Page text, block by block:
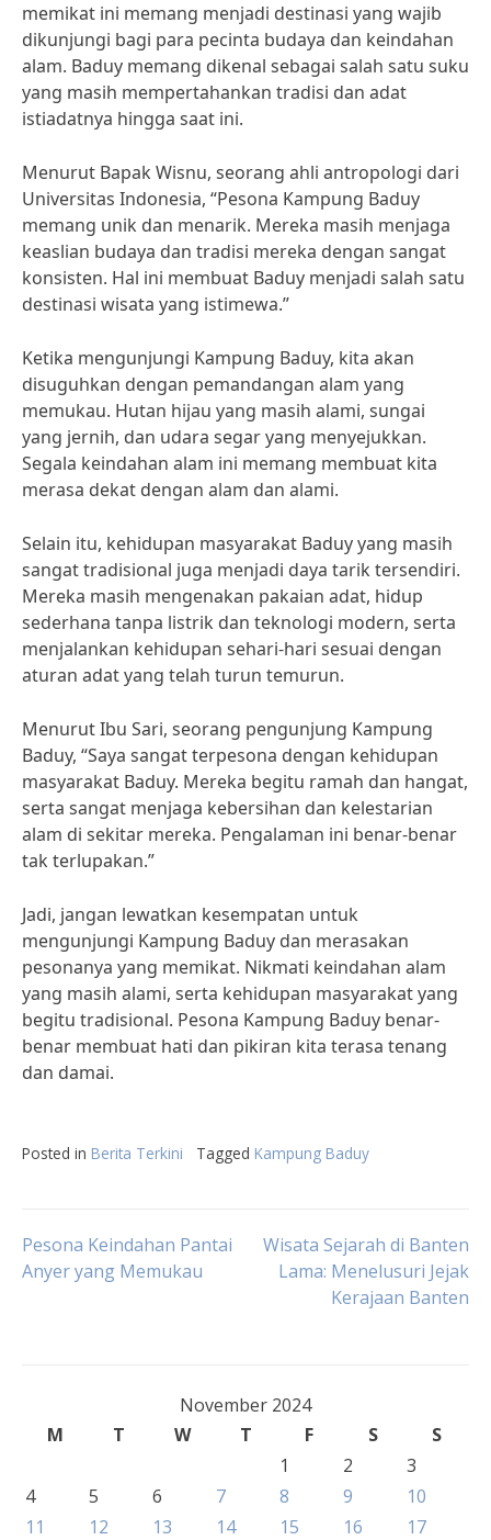
memikat ini memang menjadi destinasi yang wajib
dikunjungi bagi para pecinta budaya dan keindahan
alam. Baduy memang dikenal sebagai salah satu suku
yang masih mempertahankan tradisi dan adat
istiadatnya hingga saat ini.
Menurut Bapak Wisnu, seorang ahli antropologi dari
Universitas Indonesia, “Pesona Kampung Baduy
memang unik dan menarik. Mereka masih menjaga
keaslian budaya dan tradisi mereka dengan sangat
konsisten. Hal ini membuat Baduy menjadi salah satu
destinasi wisata yang istimewa.”
Ketika mengunjungi Kampung Baduy, kita akan
disuguhkan dengan pemandangan alam yang
memukau. Hutan hijau yang masih alami, sungai
yang jernih, dan udara segar yang menyejukkan.
Segala keindahan alam ini memang membuat kita
merasa dekat dengan alam dan alami.
Selain itu, kehidupan masyarakat Baduy yang masih
sangat tradisional juga menjadi daya tarik tersendiri.
Mereka masih mengenakan pakaian adat, hidup
sederhana tanpa listrik dan teknologi modern, serta
menjalankan kehidupan sehari-hari sesuai dengan
aturan adat yang telah turun temurun.
Menurut Ibu Sari, seorang pengunjung Kampung
Baduy, “Saya sangat terpesona dengan kehidupan
masyarakat Baduy. Mereka begitu ramah dan hangat,
serta sangat menjaga kebersihan dan kelestarian
alam di sekitar mereka. Pengalaman ini benar-benar
tak terlupakan.”
Jadi, jangan lewatkan kesempatan untuk
mengunjungi Kampung Baduy dan merasakan
pesonanya yang memikat. Nikmati keindahan alam
yang masih alami, serta kehidupan masyarakat yang
begitu tradisional. Pesona Kampung Baduy benar-
benar membuat hati dan pikiran kita terasa tenang
dan damai.
Posted in Berita Terkini Tagged Kampung Baduy
Post
Pesona Keindahan Pantai
Anyer yang Memukau
Wisata Sejarah di Banten
Lama: Menelusuri Jejak
Kerajaan Banten
November 2024
M
T W T F S
S
1
2
3
4
5 6 7 8 9
10
11
12 13 14 15 16
17